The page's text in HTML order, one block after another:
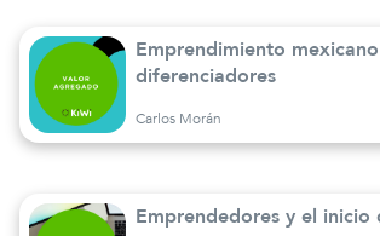
Emprendimiento
diferenciadores
Carlos Morán
Emprendedores y el inicio